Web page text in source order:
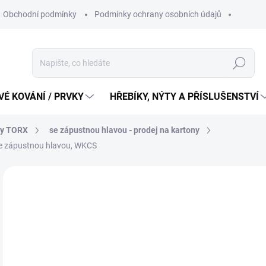
Obchodní podmínky Podmínky ochrany osobních údajů
Hledat
KOVÁNÍ / PRVKY HŘEBÍKY, NÝTY A PŘÍSLUŠENSTVÍ
TORX
se zápustnou hlavou - prodej na kartony
zápustnou hlavou, WKCS